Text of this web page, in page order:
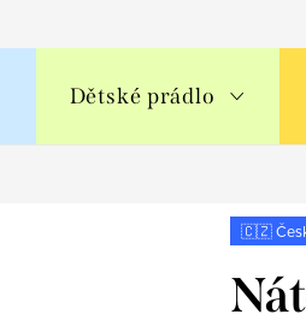
Dětské prádlo
🇨🇿